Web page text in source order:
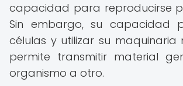
capacidad para reproducirse
Sin embargo, su capacidad
células y utilizar su maquinaria
permite transmitir material
organismo a otro.